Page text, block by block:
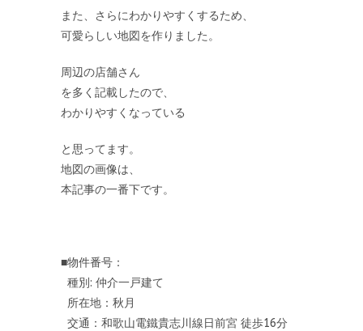
また、さらにわかりやすくするため、
可愛らしい地図を作りました。
周辺の店舗さん
を多く記載したので、
わかりやすくなっている
と思ってます。
地図の画像は、
本記事の一番下です。
■物件番号：
種別: 仲介一戸建て
所在地：秋月
交通：和歌山電鐵貴志川線日前宮 徒歩16分